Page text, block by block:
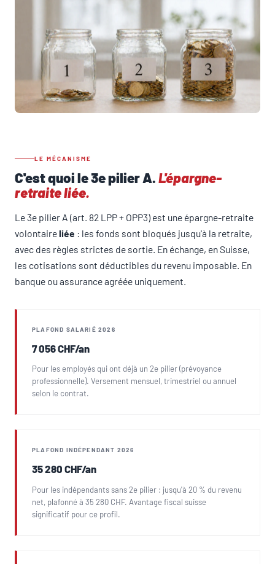
LE MÉCANISME
C'est quoi le 3e pilier A.L'épargne-
retraite liée.
Le 3e pilier A (art. 82 LPP + OPP3) est une épargne-retraite
volontaireliée : les fonds sont bloqués jusqu'à la retraite,
avec des règles strictes de sortie. En échange, en Suisse,
les cotisations sont déductibles du revenu imposable. En
banque ou assurance agréée uniquement.
PLAFOND SALARIÉ 2026
7 056 CHF/an
Pour les employés qui ont déjà un 2e pilier (prévoyance
professionnelle). Versement mensuel, trimestriel ou annuel
selon le contrat.
PLAFOND INDÉPENDANT 2026
35 280 CHF/an
Pour les indépendants sans 2e pilier : jusqu'à 20 % du revenu
net, plafonné à 35 280 CHF. Avantage fiscal suisse
significatif pour ce profil.